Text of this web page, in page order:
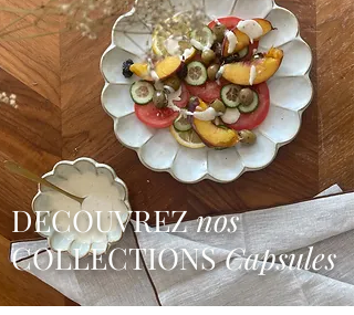
DECOUVREZnos
COLLECTIONSCapsules